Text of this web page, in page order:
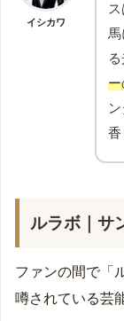
イシカワ
ー
香
ルラボ｜サ
ファンの間で「
噂されている芸